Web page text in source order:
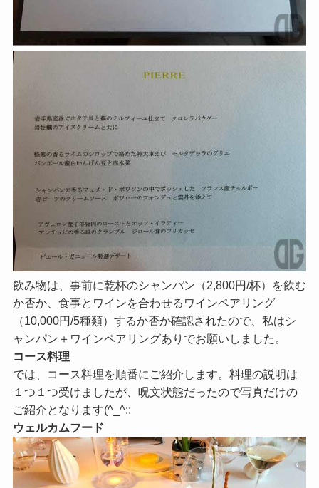
飲み物は、事前に乾杯のシャンパン（2,800円/杯）を飲む
か否か、食事とワインを合わせるワインペアリング
（10,000円/5種類）するか否か確認されたので、私はシ
ャンパン＋ワインペアリングありでお願いしました。
コース料理
では、コース料理を順番にご紹介します。料理の説明は
１つ１つ受けましたが、呪文状態だったので写真だけの
ご紹介となります(^_^;;
ウェルカムフード